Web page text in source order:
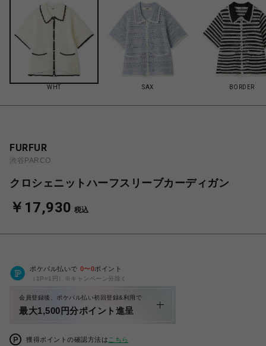
WHT SAX BORDER
FURFUR
渋谷PARCO
クロシェニットハーフスリーブカーディガン
￥17,930 税込
ポケパル払いで 0〜0ポイント
（1P=1円）※キャンペーン分除く
会員登録後、ポケパル払い初回登録&利用で
最大1,500円分ポイント進呈
獲得ポイントの確認方法は こちら